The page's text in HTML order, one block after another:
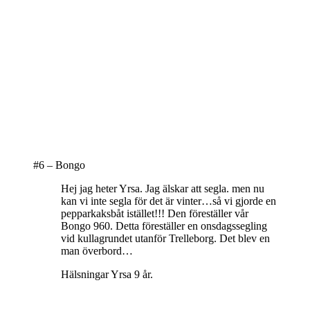
#6 – Bongo
Hej jag heter Yrsa. Jag älskar att segla. men nu
kan vi inte segla för det är vinter…så vi gjorde en
pepparkaksbåt istället!!! Den föreställer vår
Bongo 960. Detta föreställer en onsdagssegling
vid kullagrundet utanför Trelleborg. Det blev en
man överbord…
Hälsningar Yrsa 9 år.